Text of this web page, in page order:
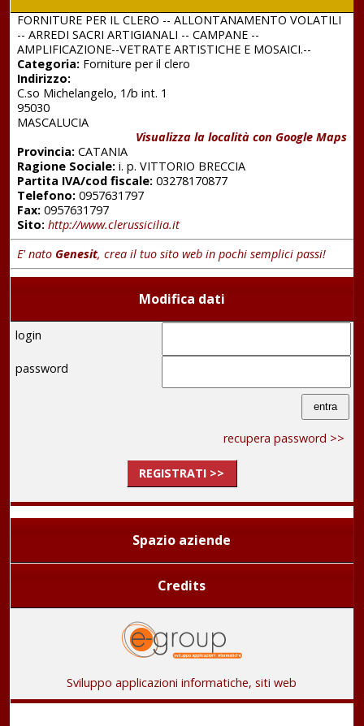
FORNITURE PER IL CLERO -- ALLONTANAMENTO VOLATILI
-- ARREDI SACRI ARTIGIANALI -- CAMPANE --
AMPLIFICAZIONE--VETRATE ARTISTICHE E MOSAICI.--
Categoria:Forniture per il clero
Indirizzo:
C.so Michelangelo, 1/b int. 1
95030
MASCALUCIA
Visualizza la località con Google Maps
Provincia:CATANIA
Ragione Sociale:i. p. VITTORIO BRECCIA
Partita IVA/cod fiscale:03278170877
Telefono:0957631797
Fax:0957631797
Sito: http://www.clerussicilia.it
E' nato Genesit, crea il tuo sito web in pochi semplici passi!
Modifica dati
login
password
recupera password >>
REGISTRATI >>
Spazio aziende
Credits
Sviluppo applicazioni informatiche, siti web